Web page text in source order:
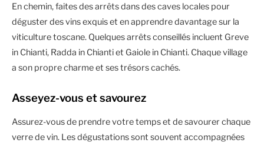
En chemin, faites des arrêts dans des caves locales pour
déguster des vins exquis et en apprendre davantage sur la
viticulture toscane. Quelques arrêts conseillés incluent Greve
in Chianti, Radda in Chianti et Gaiole in Chianti. Chaque village
a son propre charme et ses trésors cachés.
Asseyez-vous et savourez
Assurez-vous de prendre votre temps et de savourer chaque
verre de vin. Les dégustations sont souvent accompagnées